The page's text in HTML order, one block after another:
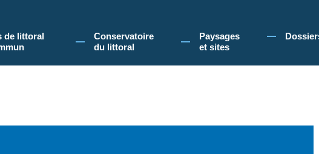
le site du Conservatoire du littoral, vous acceptez l'utilisation de cookies pour vous
de littoral
Conservatoire
du littoral
Paysages
et sites